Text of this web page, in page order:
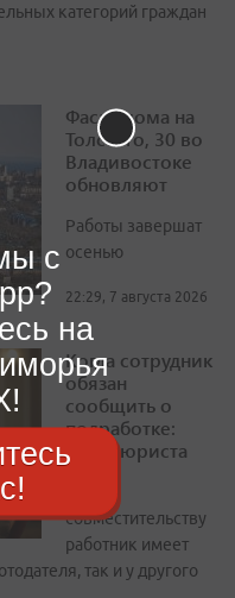
категорий граждан
Фасад дома на
Толстого, 30 во
Владивостоке
обновляют
Работы завершат
осенью
22:29, 7 августа 2026
Когда сотрудник
обязан
сообщить о
подработке:
ответ юриста
совместительству
работник имеет
так и у другого
с
на